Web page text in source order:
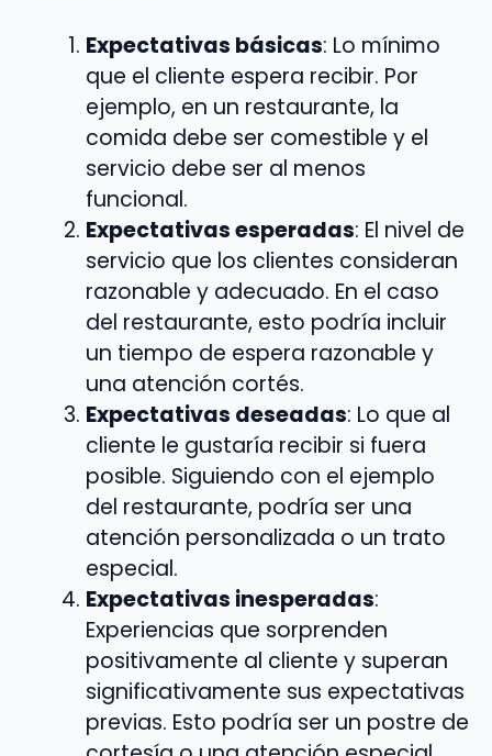
Expectativas básicas: Lo mínimo
que el cliente espera recibir. Por
ejemplo, en un restaurante, la
comida debe ser comestible y el
servicio debe ser al menos
funcional.
Expectativas esperadas: El nivel de
servicio que los clientes consideran
razonable y adecuado. En el caso
del restaurante, esto podría incluir
un tiempo de espera razonable y
una atención cortés.
Expectativas deseadas: Lo que al
cliente le gustaría recibir si fuera
posible. Siguiendo con el ejemplo
del restaurante, podría ser una
atención personalizada o un trato
especial.
Expectativas inesperadas:
Experiencias que sorprenden
positivamente al cliente y superan
significativamente sus expectativas
previas. Esto podría ser un postre de